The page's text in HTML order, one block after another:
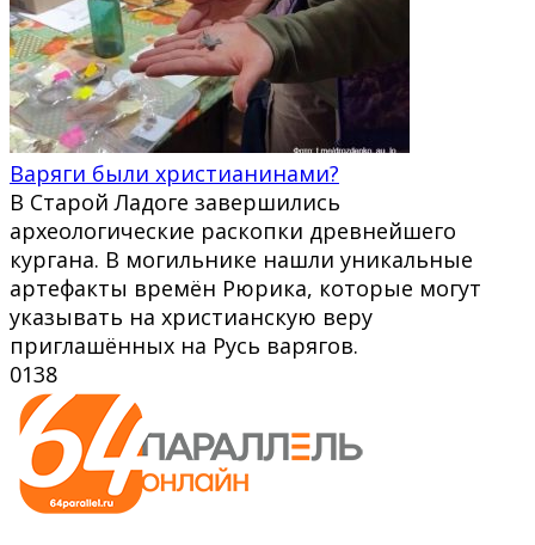
Варяги были христианинами?
В Старой Ладоге завершились
археологические раскопки древнейшего
кургана. В могильнике нашли уникальные
артефакты времён Рюрика, которые могут
указывать на христианскую веру
приглашённых на Русь варягов.
0138